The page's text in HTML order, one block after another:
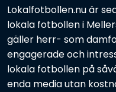
Lokalfotbollen.nu är
lokala fotbollen i
gäller herr- som
engagerade och
lokala fotbollen på
enda media utan